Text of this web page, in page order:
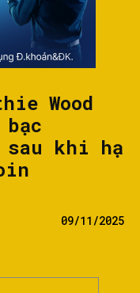
Wood
sau khi hạ
09/11/2025